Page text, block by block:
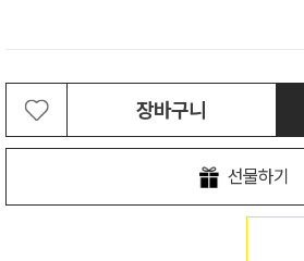
장바구니
선물하기